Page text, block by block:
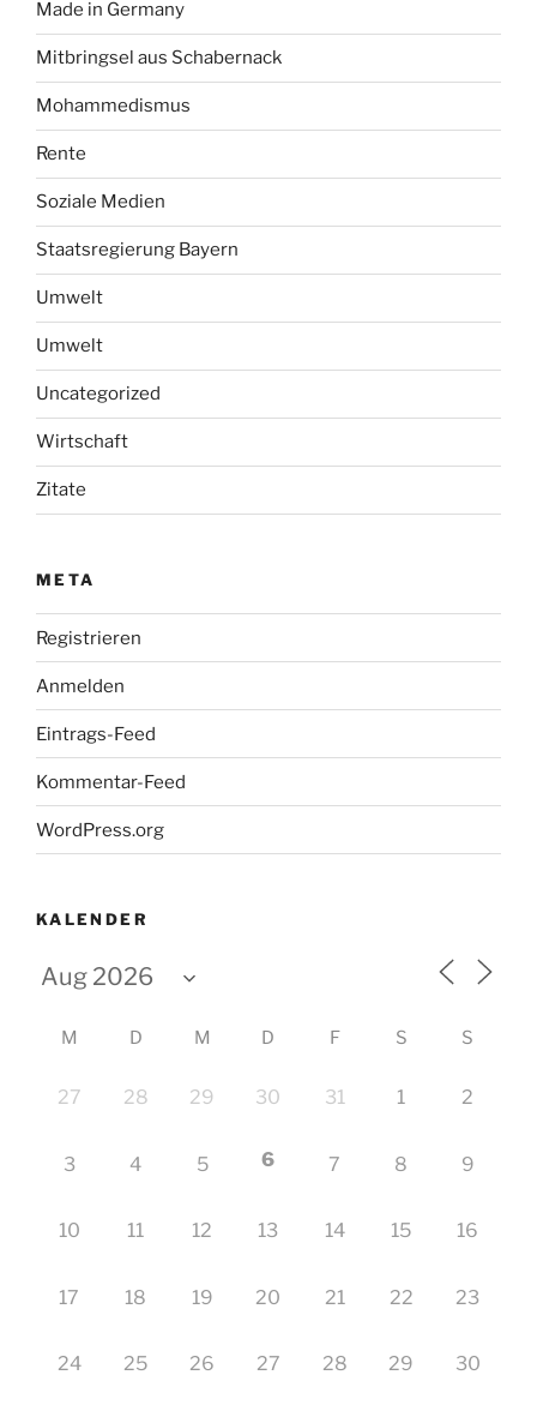
Made in Germany
Mitbringsel aus Schabernack
Mohammedismus
Rente
Soziale Medien
Staatsregierung Bayern
Umwelt
Umwelt
Uncategorized
Wirtschaft
Zitate
META
Registrieren
Anmelden
Eintrags-Feed
Kommentar-Feed
WordPress.org
KALENDER
M D M D F S S
27 28 29 30 31 1 2
3 4 5 6 7 8 9
10 11 12 13 14 15 16
17 18 19 20 21 22 23
24 25 26 27 28 29 30